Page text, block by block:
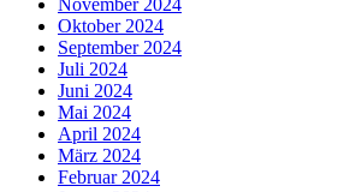
Oktober 2024
September 2024
Juli 2024
Juni 2024
Mai 2024
April 2024
März 2024
Februar 2024